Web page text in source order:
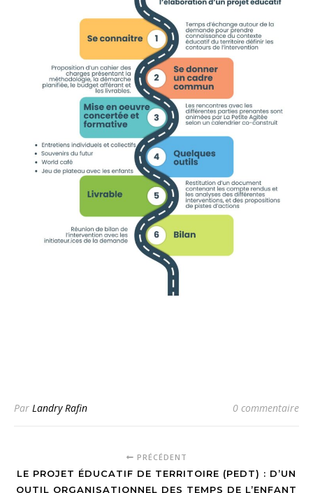
Par Landry Rafin 0 commentaire
PRÉCÉDENT
LE PROJET ÉDUCATIF DE TERRITOIRE (PEDT) : D’UN
OUTIL ORGANISATIONNEL DES TEMPS DE L’ENFANT